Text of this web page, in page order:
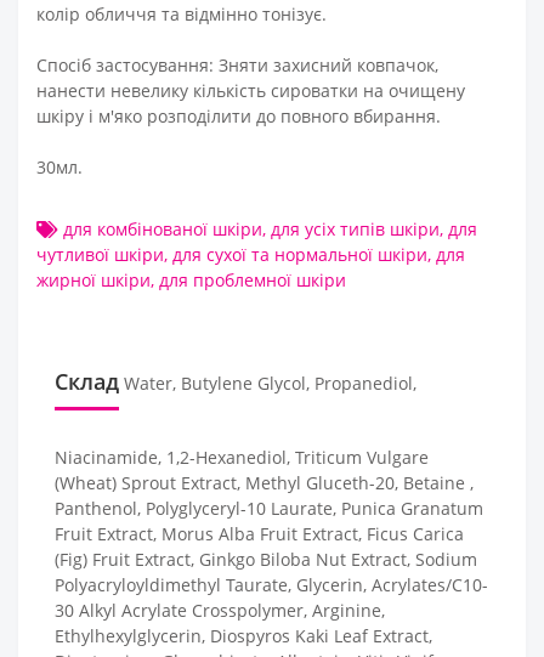
колір обличчя та відмінно тонізує.
Спосіб застосування: Зняти захисний ковпачок,
нанести невелику кількість сироватки на очищену
шкіру і м'яко розподілити до повного вбирання.
30мл.
для комбінованої шкіри, для усіх типів шкіри, для
чутливої шкіри, для сухої та нормальної шкіри, для
жирної шкіри, для проблемної шкіри
Склад Water, Butylene Glycol, Propanediol,
Niacinamide, 1,2-Hexanediol, Triticum Vulgare
(Wheat) Sprout Extract, Methyl Gluceth-20, Betaine ,
Panthenol, Polyglyceryl-10 Laurate, Punica Granatum
Fruit Extract, Morus Alba Fruit Extract, Ficus Carica
(Fig) Fruit Extract, Ginkgo Biloba Nut Extract, Sodium
Polyacryloyldimethyl Taurate, Glycerin, Acrylates/C10-
30 Alkyl Acrylate Crosspolymer, Arginine,
Ethylhexylglycerin, Diospyros Kaki Leaf Extract,